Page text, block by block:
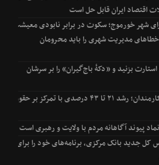
اقتصاد ایران قابل حل است
شهر خورموج؛ سکوت در برابر نابودی معیشت
خطاهای مدیریت شهری را باید محرومان
بزنید و «دکۀ باج‌گیران» را بر سرشان
افزایش پلکانی حقوق کارمندان؛ رشد ۲۱ تا ۴۳ درصدی با تمرکز بر حقوق
کل جدید بانک مرکزی، برنامه‌های خود را برای